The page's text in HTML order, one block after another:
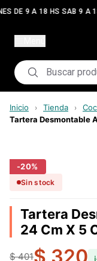
DE 9 A 18 HS SAB 9 A
Inicio › Tienda ›
Tartera Desmontable
-20%
Sin stock
Tartera
24 Cm X 5
$ 401